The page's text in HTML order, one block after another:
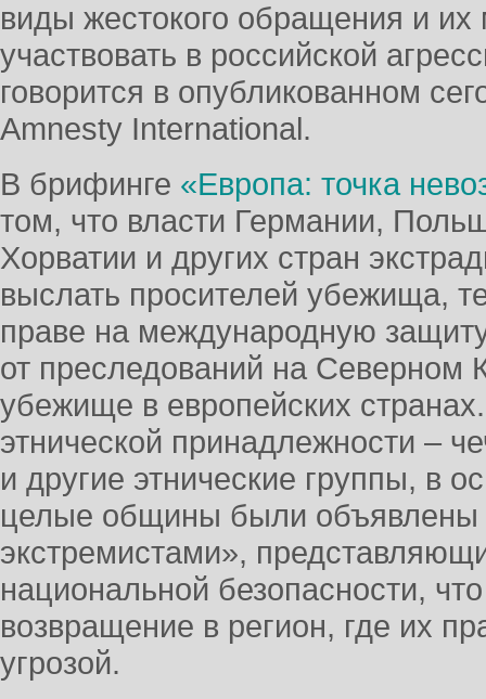
виды жестокого обращения и их
участвовать в российской
говорится в опубликованном
Amnesty International.
В брифинге «Европа: точка
том, что власти Германии,
Хорватии и других стран
выслать просителей убежища,
праве на международную
от преследований на Северном
убежище в европейских
этнической принадлежности –
и другие этнические группы, в
целые общины были объявлены
экстремистами»,
национальной безопасности,
возвращение в регион, где их
угрозой.